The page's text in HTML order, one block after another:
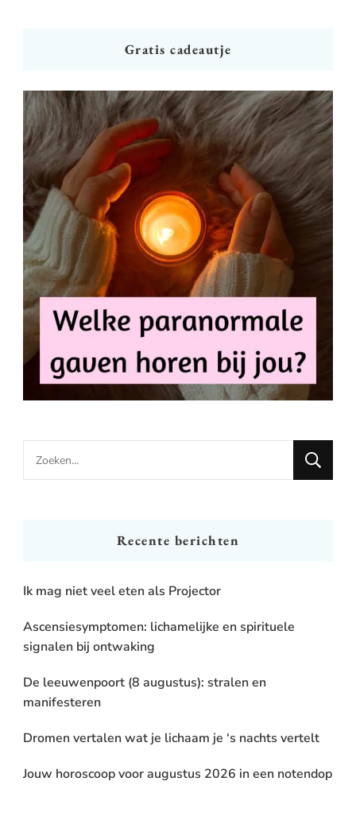
Gratis cadeautje
Looking
for
Recente berichten
Ik mag niet veel eten als Projector
Ascensiesymptomen: lichamelijke en spirituele
signalen bij ontwaking
De leeuwenpoort (8 augustus): stralen en
manifesteren
Dromen vertalen wat je lichaam je ‘s nachts vertelt
Jouw horoscoop voor augustus 2026 in een notendop